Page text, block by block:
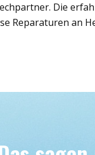
Die
Reparaturen an